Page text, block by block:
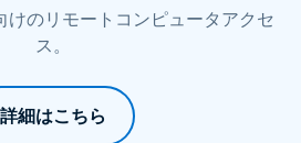
けのリモートコンピュータアクセ
ス。
詳細はこちら